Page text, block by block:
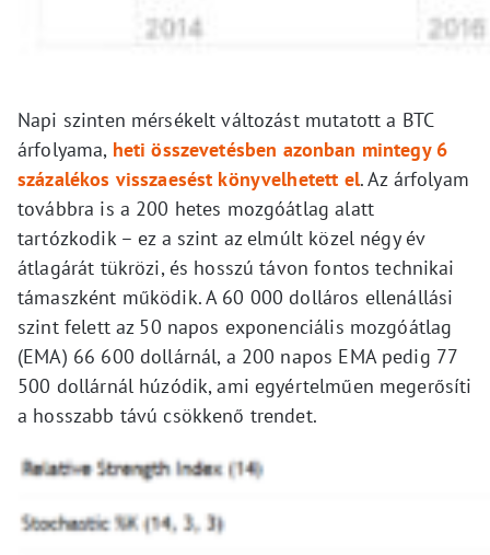
Napi szinten mérsékelt változást mutatott a BTC
árfolyama, heti összevetésben azonban mintegy 6
százalékos visszaesést könyvelhetett el. Az árfolyam
továbbra is a 200 hetes mozgóátlag alatt
tartózkodik – ez a szint az elmúlt közel négy év
átlagárát tükrözi, és hosszú távon fontos technikai
támaszként működik. A 60 000 dolláros ellenállási
szint felett az 50 napos exponenciális mozgóátlag
(EMA) 66 600 dollárnál, a 200 napos EMA pedig 77
500 dollárnál húzódik, ami egyértelműen megerősíti
a hosszabb távú csökkenő trendet.